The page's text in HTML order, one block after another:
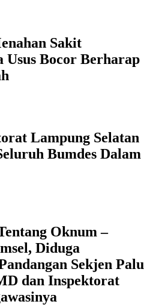
Sakit
Bocor Berharap
Lampung Selatan
Bumdes Dalam
Oknum –
Diduga
Sekjen Palu
dan Inspektorat